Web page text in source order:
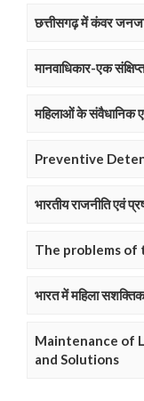
छत्तीसगढ़ में कंवर
मानवाधिकार-एक
महिलाओं के संवैधानिक
Preventive
भारतीय राजनीति एवं
The problems of
भारत में महिला
Maintenance of
and Solutions